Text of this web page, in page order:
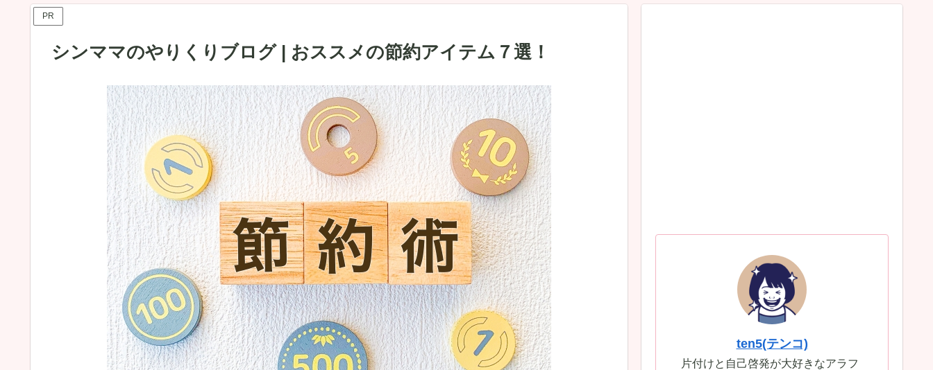
PR
シンママのやりくりブログ | おススメの節約アイテム７選！
ten5(テンコ)
片付けと自己啓発が大好きなアラフ